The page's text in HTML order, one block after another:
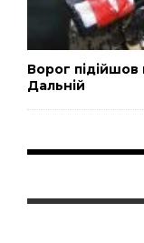
Ворог підійшов
Дальній